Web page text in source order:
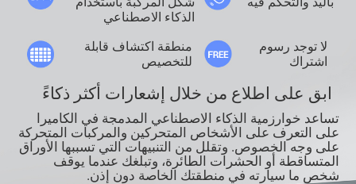
الذكاء الاصطناعي
منطقة اكتشاف قابلة
للتخصيص
لا توجد رسوم
اشتراك
ابق على اطلاع من خلال إشعارات أكثر ذكاءً
تساعد خوارزمية الذكاء الاصطناعي المدمجة في الكاميرا
على التعرف على الأشخاص المتحركين والمركبات المتحركة
على وجه الخصوص. وتقلل من التنبيهات التي تسببها الأوراق
المتساقطة أو الحشرات الطائرة، وتبلغك عندما يوقف
شخص ما سيارته في منطقتك الخاصة دون إذن.